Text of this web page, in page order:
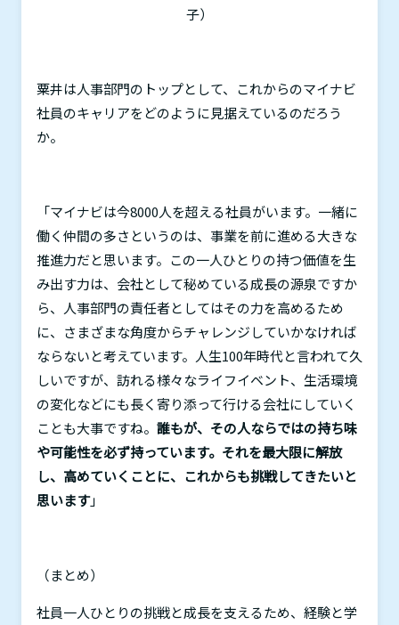
子）
粟井は人事部門のトップとして、これからのマイナビ
社員のキャリアをどのように見据えているのだろう
か。
「マイナビは今8000人を超える社員がいます。一緒に
働く仲間の多さというのは、事業を前に進める大きな
推進力だと思います。この一人ひとりの持つ価値を生
み出す力は、会社として秘めている成長の源泉ですか
ら、人事部門の責任者としてはその力を高めるため
に、さまざまな角度からチャレンジしていかなければ
ならないと考えています。人生100年時代と言われて久
しいですが、訪れる様々なライフイベント、生活環境
の変化などにも長く寄り添って行ける会社にしていく
ことも大事ですね。 誰もが、その人ならではの持ち味
や可能性を必ず持っています。それを最大限に解放
し、高めていくことに、これからも挑戦してきたいと
思います」
（まとめ）
社員一人ひとりの挑戦と成長を支えるため、経験と学